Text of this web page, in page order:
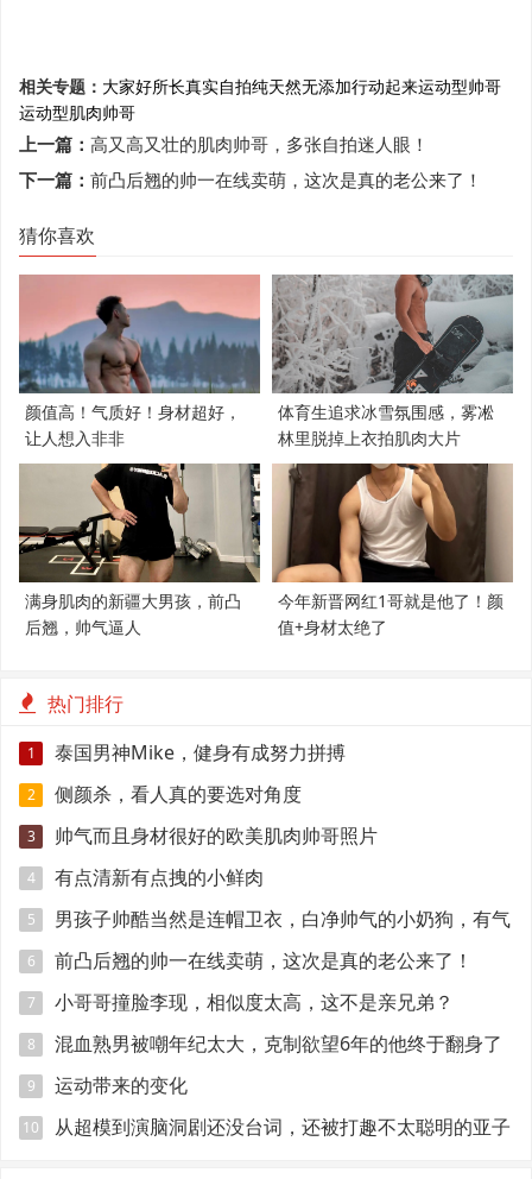
相关专题： 大家好所长真实自拍纯天然无添加行动起来运动型帅哥
运动型肌肉帅哥
上一篇： 高又高又壮的肌肉帅哥，多张自拍迷人眼！
下一篇： 前凸后翘的帅一在线卖萌，这次是真的老公来了！
猜你喜欢
颜值高！气质好！身材超好，
让人想入非非
体育生追求冰雪氛围感，雾凇
林里脱掉上衣拍肌肉大片
满身肌肉的新疆大男孩，前凸
后翘，帅气逼人
今年新晋网红1哥就是他了！颜
值+身材太绝了
热门排行
1 泰国男神Mike，健身有成努力拼搏
2 侧颜杀，看人真的要选对角度
3 帅气而且身材很好的欧美肌肉帅哥照片
4 有点清新有点拽的小鲜肉
5
男孩子帅酷当然是连帽卫衣，白净帅气的小奶狗，有气
质！
6 前凸后翘的帅一在线卖萌，这次是真的老公来了！
7 小哥哥撞脸李现，相似度太高，这不是亲兄弟？
8 混血熟男被嘲年纪太大，克制欲望6年的他终于翻身了
9 运动带来的变化
10 从超模到演脑洞剧还没台词，还被打趣不太聪明的亚子